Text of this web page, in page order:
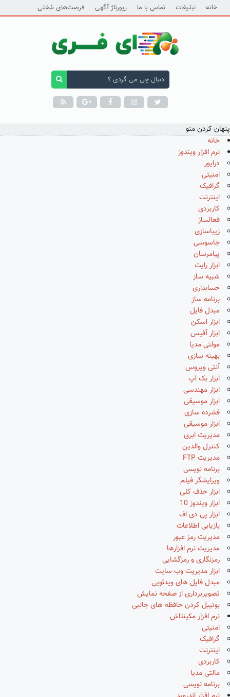
خانه تبلیغات تماس با ما رپورتاژ آگهی فرصت‌های شغلی
پنهان کردن منو
خانه
نرم افزار ویندوز
درایور
امنیتی
گرافیک
اینترنت
کاربردی
فعالساز
زیباسازی
جاسوسی
پیامرسان
ابزار رایت
شبیه ساز
حسابداری
برنامه ساز
مبدل فایل
ابزار اسکن
ابزار آفیس
مولتی مدیا
بهینه سازی
آنتی ویروس
ابزار بک آپ
ابزار مهندسی
ابزار موسیقی
فشرده سازی
ابزار موسیقی
مدیریت ابری
کنترل والدین
مدیریت FTP
برنامه نویسی
ویرایشگر فیلم
ابزار حذف کلی
ابزار ویندوز 10
ابزار پی دی اف
بازیابی اطلاعات
مدیریت رمز عبور
مدیریت نرم افزارها
رمزنگاری و رمزگشایی
ابزار مدیریت وب سایت
مبدل فایل های ویدئویی
تصویربرداری از صفحه نمایش
بوتیبل کردن حافظه های جانبی
نرم افزار مکینتاش
امنیتی
گرافیک
اینترنت
کاربردی
مالتی مدیا
برنامه نویسی